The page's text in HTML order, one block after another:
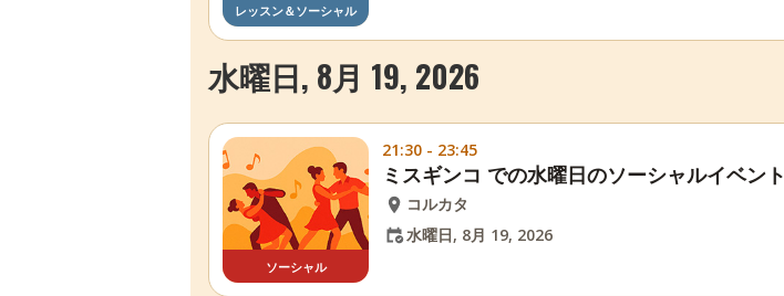
レッスン＆ソーシャル
水曜日, 8月 19, 2026
ソーシャル
21:30 - 23:45
ミスギンコ での水曜日のソーシャルイベント
コルカタ
水曜日, 8月 19, 2026